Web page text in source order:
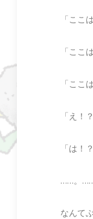
「ここ
「ここ
「ここ
「え！
「は！
……。
なんて